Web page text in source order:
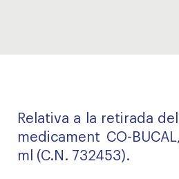
Relativa a la retirada
medicament CO-
ml (C.N. 732453).